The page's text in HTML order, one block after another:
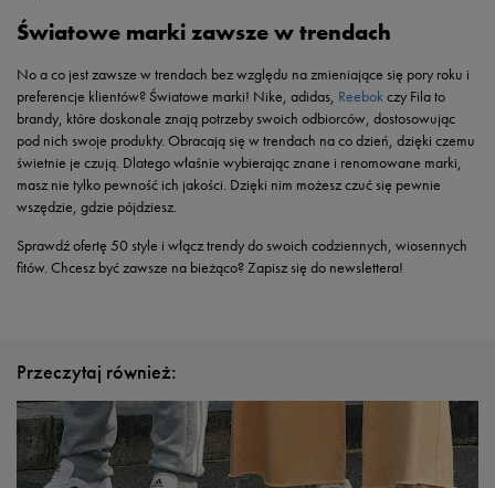
Światowe marki zawsze w trendach
No a co jest zawsze w trendach bez względu na zmieniające się pory roku i
preferencje klientów? Światowe marki! Nike, adidas, Reebokczy Fila to
brandy, które doskonale znają potrzeby swoich odbiorców, dostosowując
pod nich swoje produkty. Obracają się w trendach na co dzień, dzięki czemu
świetnie je czują. Dlatego właśnie wybierając znane i renomowane marki,
masz nie tylko pewność ich jakości. Dzięki nim możesz czuć się pewnie
wszędzie, gdzie pójdziesz.
Sprawdź ofertę 50 style i włącz trendy do swoich codziennych, wiosennych
fitów. Chcesz być zawsze na bieżąco? Zapisz się do newslettera!
Przeczytaj również: